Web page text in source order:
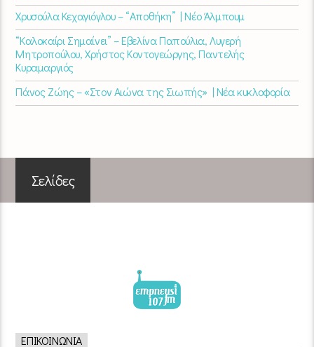
Χρυσούλα Κεχαγιόγλου – “Αποθήκη” | Νέο Άλμπουμ
“Καλοκαίρι Σημαίνει” – Εβελίνα Παπούλια, Λυγερή
Μητροπούλου, Χρήστος Κοντογεώργης, Παντελής
Κυραμαργιός
Πάνος Ζώης – «Στον Αιώνα της Σιωπής» | Νέα κυκλοφορία
Σελίδες
ΕΠΙΚΟΙΝΩΝΊΑ